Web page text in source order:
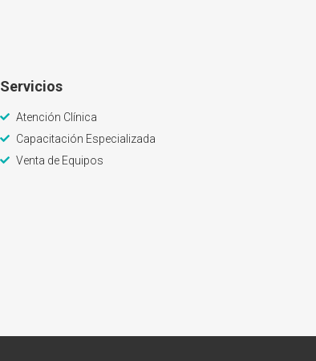
Servicios
Atención Clínica
Capacitación Especializada
Venta de Equipos